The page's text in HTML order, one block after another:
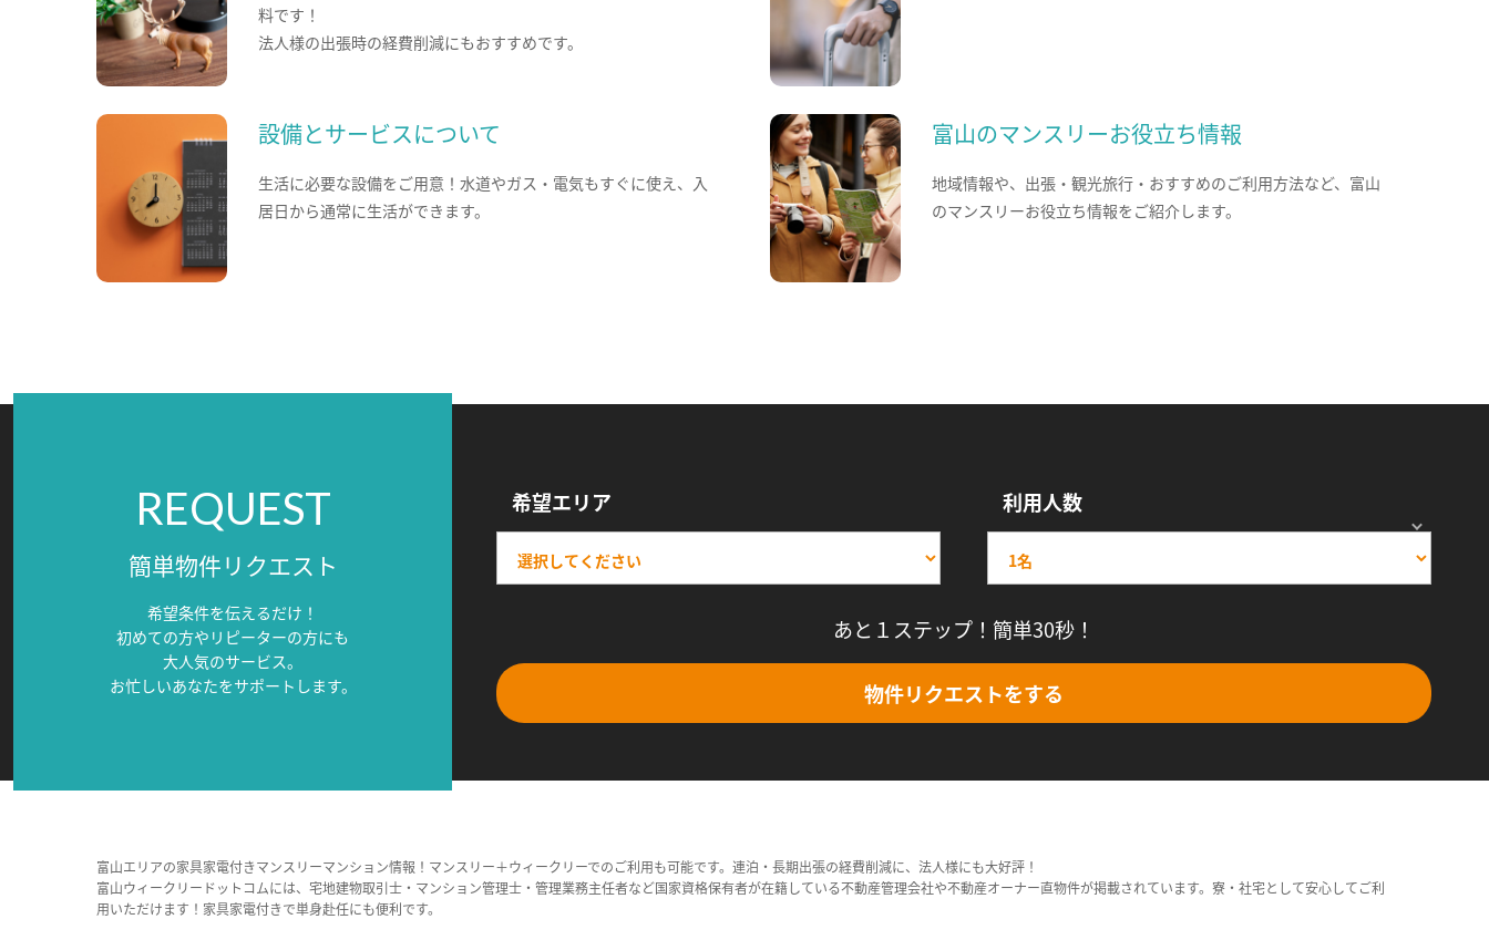
料です！
法人様の出張時の経費削減にもおすすめです。
設備とサービスについて
生活に必要な設備をご用意！水道やガス・電気もすぐに使え、入
居日から通常に生活ができます。
富山のマンスリーお役立ち情報
地域情報や、出張・観光旅行・おすすめのご利用方法など、富山
のマンスリーお役立ち情報をご紹介します。
REQUEST
簡単物件リクエスト
希望条件を伝えるだけ！
初めての方やリピーターの方にも
大人気のサービス。
お忙しいあなたをサポートします。
希望エリア 利用人数
あと１ステップ！簡単30秒！
物件リクエストをする
富山エリアの家具家電付きマンスリーマンション情報！マンスリー＋ウィークリーでのご利用も可能です。連泊・長期出張の経費削減に、法人様にも大好評！
富山ウィークリードットコムには、宅地建物取引士・マンション管理士・管理業務主任者など国家資格保有者が在籍している不動産管理会社や不動産オーナー直物件が掲載されています。寮・社宅として安心してご利
用いただけます！家具家電付きで単身赴任にも便利です。